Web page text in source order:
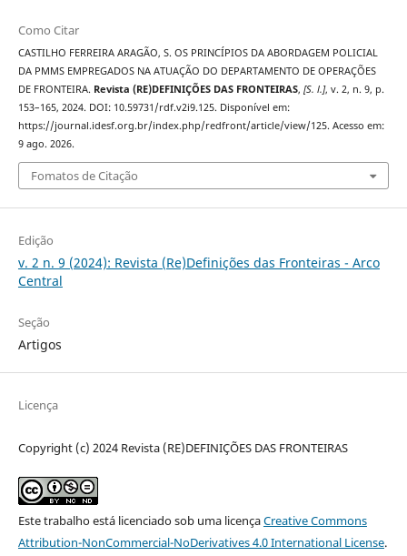
Como Citar
CASTILHO FERREIRA ARAGÃO, S. OS PRINCÍPIOS DA ABORDAGEM POLICIAL
DA PMMS EMPREGADOS NA ATUAÇÃO DO DEPARTAMENTO DE OPERAÇÕES
DE FRONTEIRA. Revista (RE)DEFINIÇÕES DAS FRONTEIRAS, [S. l.], v. 2, n. 9, p.
153–165, 2024. DOI: 10.59731/rdf.v2i9.125. Disponível em:
https://journal.idesf.org.br/index.php/redfront/article/view/125. Acesso em:
9 ago. 2026.
Fomatos de Citação
Edição
v. 2 n. 9 (2024): Revista (Re)Definições das Fronteiras - Arco
Central
Seção
Artigos
Licença
Copyright (c) 2024 Revista (RE)DEFINIÇÕES DAS FRONTEIRAS
Este trabalho está licenciado sob uma licençaCreative Commons
Attribution-NonCommercial-NoDerivatives 4.0 International License.